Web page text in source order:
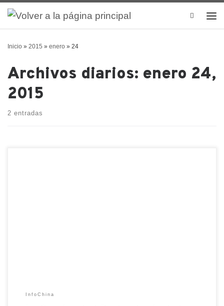
Search
Inicio » 2015 » enero » 24
Archivos diarios: enero 24,
2015
2 entradas
InfoChina